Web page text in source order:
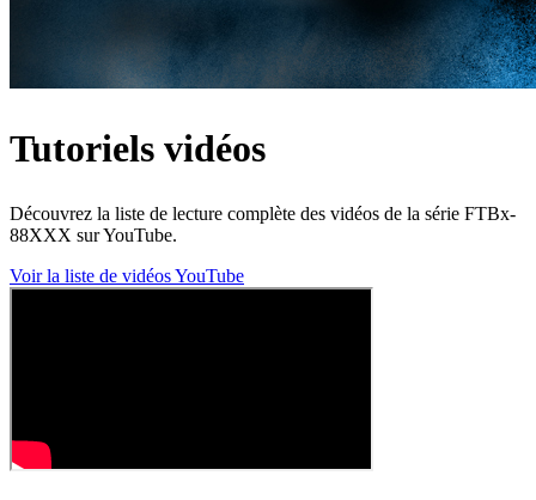
Tutoriels vidéos
Découvrez la liste de lecture complète des vidéos de la série FTBx-
88XXX sur YouTube.
Voir la liste de vidéos YouTube